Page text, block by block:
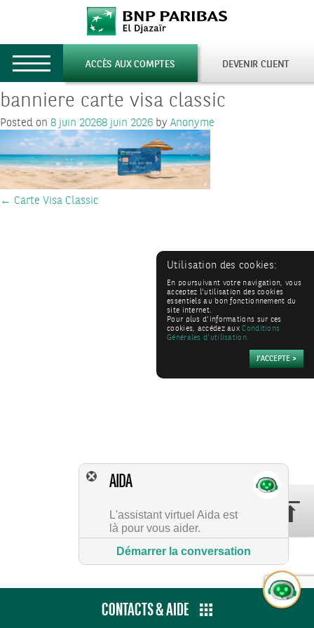
Toggle
navigation DEVENIR CLIENT
ACCÈS AUX COMPTES
banniere carte visa classic
Posted on 8 juin 20268 juin 2026 by Anonyme
Post
← Carte Visa Classic
CONTACTS & AIDE
Utilisation des cookies:
En poursuivant votre navigation, vous
acceptez l’utilisation des cookies
essentiels au bon fonctionnement du
site internet.
Pour plus d’informations sur ces
cookies, accédez auxConditions
Générales d’utilisation.
AIDA
L'assistant virtuel Aida est
là pour vous aider.
Démarrer la conversation